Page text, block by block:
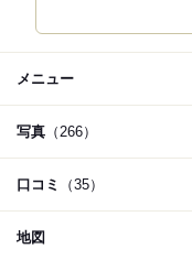
メニュー
写真 （266）
口コミ （35）
地図